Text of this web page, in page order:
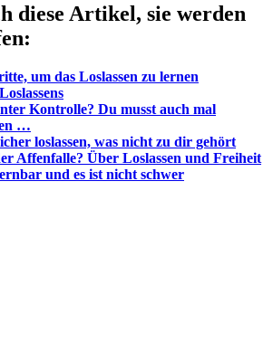
diese Artikel, sie werden
um das Loslassen zu lernen
Kontrolle? Du musst auch mal
…
loslassen, was nicht zu dir gehört
Affenfalle? Über Loslassen und Freiheit
und es ist nicht schwer